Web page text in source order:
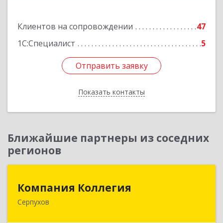
Клиентов на сопровождении
47
1С:Специалист
5
Отправить заявку
Показать контакты
Отправить заявку
Назад
Ближайшие партнеры из соседних
регионов
Компания Коллегия
Серпухов
142211, Московская обл, Серпухов г, Оборонная